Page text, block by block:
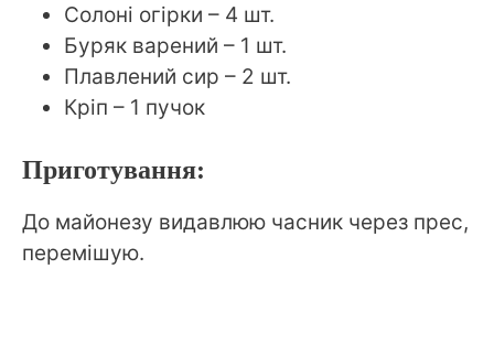
Солоні огірки – 4 шт.
Буряк варений – 1 шт.
Плавлений сир – 2 шт.
Кріп – 1 пучок
Приготування:
До майонезу видавлюю часник через прес,
перемішую.